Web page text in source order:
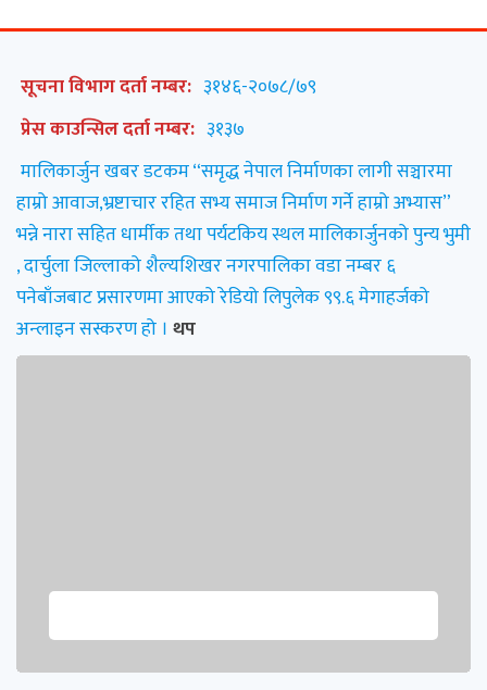
सूचना विभाग दर्ता नम्बर: ३१४६-२०७८/७९
प्रेस काउन्सिल दर्ता नम्बर: ३१३७
मालिकार्जुन खबर डटकम “समृद्ध नेपाल निर्माणका लागी सञ्चारमा
हाम्रो आवाज,भ्रष्टाचार रहित सभ्य समाज निर्माण गर्ने हाम्रो अभ्यास”
भन्ने नारा सहित धार्मीक तथा पर्यटकिय स्थल मालिकार्जुनको पुन्य भुमी
, दार्चुला जिल्लाको शैल्यशिखर नगरपालिका वडा नम्बर ६
पनेबाँजबाट प्रसारणमा आएको रेडियो लिपुलेक ९९.६ मेगाहर्जको
अन्लाइन सस्करण हो । थप